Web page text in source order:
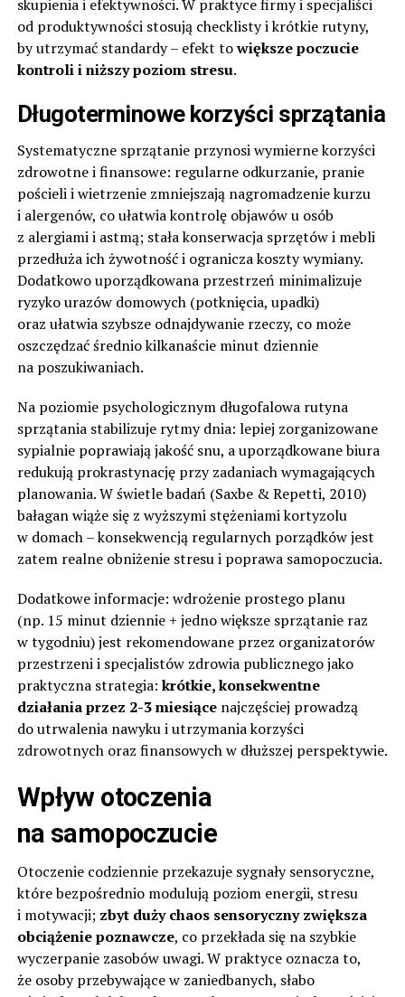
skupienia i efektywności. W praktyce firmy i specjaliści
od produktywności stosują checklisty i krótkie rutyny,
by utrzymać standardy – efekt towiększe poczucie
kontroli i niższy poziom stresu.
Długoterminowe korzyści sprzątania
Systematyczne sprzątanie przynosi wymierne korzyści
zdrowotne i finansowe: regularne odkurzanie, pranie
pościeli i wietrzenie zmniejszają nagromadzenie kurzu
i alergenów, co ułatwia kontrolę objawów u osób
z alergiami i astmą; stała konserwacja sprzętów i mebli
przedłuża ich żywotność i ogranicza koszty wymiany.
Dodatkowo uporządkowana przestrzeń minimalizuje
ryzyko urazów domowych (potknięcia, upadki)
oraz ułatwia szybsze odnajdywanie rzeczy, co może
oszczędzać średnio kilkanaście minut dziennie
na poszukiwaniach.
Na poziomie psychologicznym długofalowa rutyna
sprzątania stabilizuje rytmy dnia: lepiej zorganizowane
sypialnie poprawiają jakość snu, a uporządkowane biura
redukują prokrastynację przy zadaniach wymagających
planowania. W świetle badań (Saxbe & Repetti, 2010)
bałagan wiąże się z wyższymi stężeniami kortyzolu
w domach – konsekwencją regularnych porządków jest
zatem realne obniżenie stresu i poprawa samopoczucia.
Dodatkowe informacje: wdrożenie prostego planu
(np. 15 minut dziennie + jedno większe sprzątanie raz
w tygodniu) jest rekomendowane przez organizatorów
przestrzeni i specjalistów zdrowia publicznego jako
praktyczna strategia:krótkie, konsekwentne
działania przez 2-3 miesiącenajczęściej prowadzą
do utrwalenia nawyku i utrzymania korzyści
zdrowotnych oraz finansowych w dłuższej perspektywie.
Wpływ otoczenia
na samopoczucie
Otoczenie codziennie przekazuje sygnały sensoryczne,
które bezpośrednio modulują poziom energii, stresu
i motywacji; zbyt duży chaos sensoryczny zwiększa
obciążenie poznawcze, co przekłada się na szybkie
wyczerpanie zasobów uwagi. W praktyce oznacza to,
że osoby przebywające w zaniedbanych, słabo